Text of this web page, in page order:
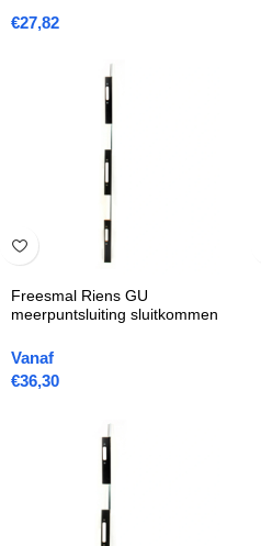
€27,82
Freesmal Riens GU
meerpuntsluiting sluitkommen
Vanaf
€36,30